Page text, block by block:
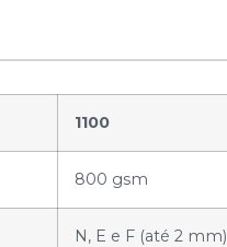
1100
800 gsm
N, E e F (até 2 mm)